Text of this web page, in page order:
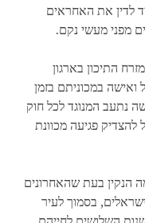
לדין את האחראים
מפני מעשי נקם.
התיכון בארגון
במכוניתם בזמן
נתעב המנוגד לכל חוק
להצדיק פגיעה מכוונת
הנקין בעת שהאחרונים
בסמוך לעיר